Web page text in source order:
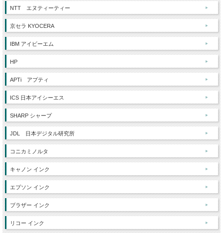
NTT エヌティーティー
京セラ KYOCERA
IBM アイビーエム
HP
APTi アプティ
ICS 日本アイシーエス
SHARP シャープ
JDL 日本デジタル研究所
コニカミノルタ
キャノン インク
エプソン インク
ブラザー インク
リコー インク